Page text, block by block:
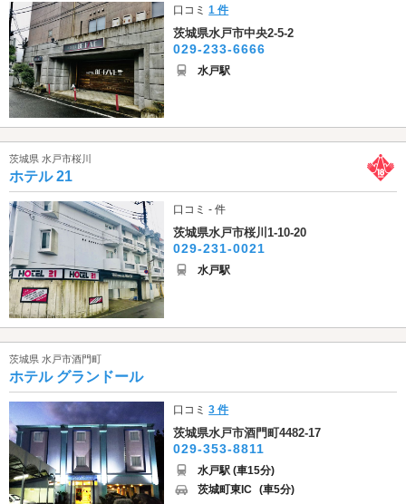
口コミ1 件
茨城県水戸市中央2-5-2
029-233-6666
水戸駅
茨城県 水戸市桜川
ホテル 21
口コミ - 件
茨城県水戸市桜川1-10-20
029-231-0021
水戸駅
茨城県 水戸市酒門町
ホテル グランドール
口コミ3 件
茨城県水戸市酒門町4482-17
029-353-8811
水戸駅 (車15分)
茨城町東IC (車5分)